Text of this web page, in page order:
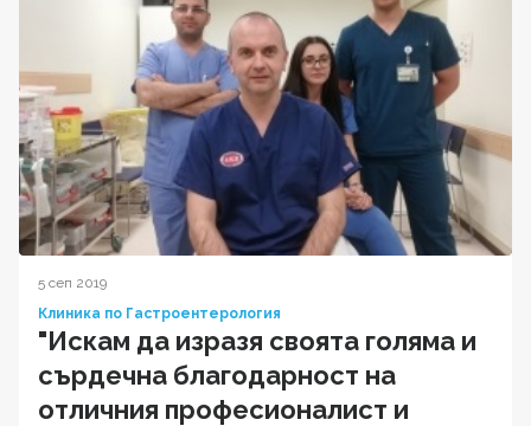
5 сеп 2019
Клиника по Гастроентерология
"Искам да изразя своята голяма и
сърдечна благодарност на
отличния професионалист и